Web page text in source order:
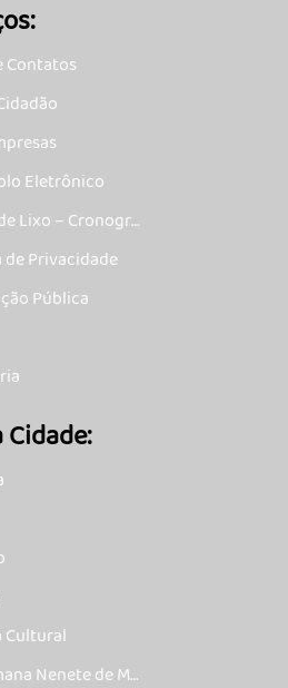
Contatos
Eletrônico
Lixo – Cronogra
Privacidade
Pública
Cidade:
Cultural
Nenete de Mú